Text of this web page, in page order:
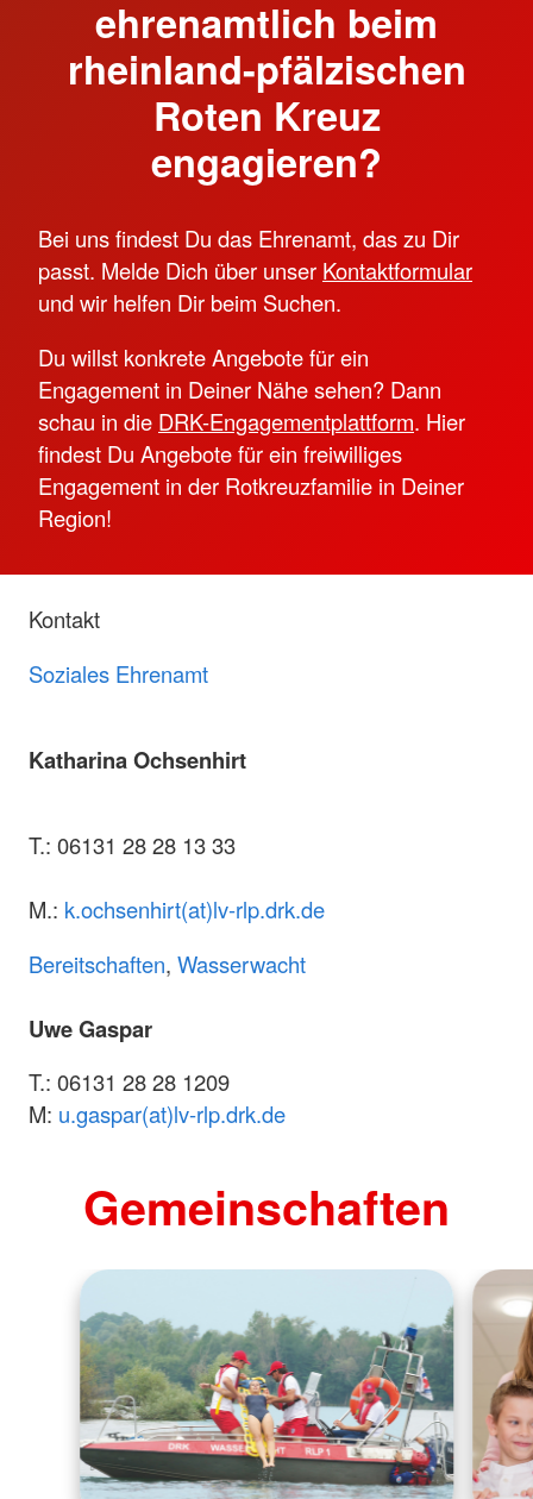
ehrenamtlich beim
rheinland-pfälzischen
Roten Kreuz
engagieren?
Bei uns findest Du das Ehrenamt, das zu Dir
passt. Melde Dich über unser Kontaktformular
und wir helfen Dir beim Suchen.
Du willst konkrete Angebote für ein
Engagement in Deiner Nähe sehen? Dann
schau in die DRK-Engagementplattform. Hier
findest Du Angebote für ein freiwilliges
Engagement in der Rotkreuzfamilie in Deiner
Region!
Kontakt
Soziales Ehrenamt
Katharina Ochsenhirt
T.: 06131 28 28 13 33
M.: k.ochsenhirt(at)lv-rlp.drk.de
Bereitschaften, Wasserwacht
Uwe Gaspar
T.: 06131 28 28 1209
M: u.gaspar(at)lv-rlp.drk.de
Gemeinschaften